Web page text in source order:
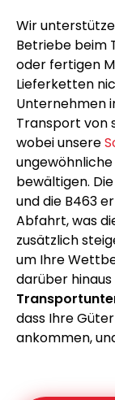
Wir
Betriebe beim
oder fertigen
Lieferketten
Unternehmen
Transport von
wobei unsere
bewältigen.
und die B463
Abfahrt, was
zusätzlich
um Ihre
darüber
dass Ihre
ankommen,